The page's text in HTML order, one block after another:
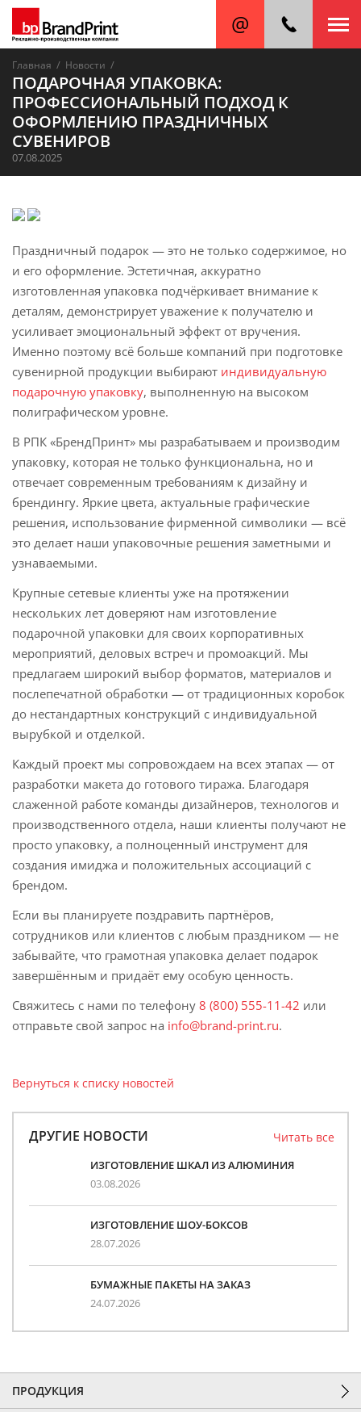
Главная / Новости /
ПОДАРОЧНАЯ УПАКОВКА:
ПРОФЕССИОНАЛЬНЫЙ ПОДХОД К
ОФОРМЛЕНИЮ ПРАЗДНИЧНЫХ
СУВЕНИРОВ
07.08.2025
Праздничный подарок — это не только содержимое, но
и его оформление. Эстетичная, аккуратно
изготовленная упаковка подчёркивает внимание к
деталям, демонстрирует уважение к получателю и
усиливает эмоциональный эффект от вручения.
Именно поэтому всё больше компаний при подготовке
сувенирной продукции выбирают индивидуальную
подарочную упаковку, выполненную на высоком
полиграфическом уровне.
В РПК «БрендПринт» мы разрабатываем и производим
упаковку, которая не только функциональна, но и
отвечает современным требованиям к дизайну и
брендингу. Яркие цвета, актуальные графические
решения, использование фирменной символики — всё
это делает наши упаковочные решения заметными и
узнаваемыми.
Крупные сетевые клиенты уже на протяжении
нескольких лет доверяют нам изготовление
подарочной упаковки для своих корпоративных
мероприятий, деловых встреч и промоакций. Мы
предлагаем широкий выбор форматов, материалов и
послепечатной обработки — от традиционных коробок
до нестандартных конструкций с индивидуальной
вырубкой и отделкой.
Каждый проект мы сопровождаем на всех этапах — от
разработки макета до готового тиража. Благодаря
слаженной работе команды дизайнеров, технологов и
производственного отдела, наши клиенты получают не
просто упаковку, а полноценный инструмент для
создания имиджа и положительных ассоциаций с
брендом.
Если вы планируете поздравить партнёров,
сотрудников или клиентов с любым праздником — не
забывайте, что грамотная упаковка делает подарок
завершённым и придаёт ему особую ценность.
Свяжитесь с нами по телефону 8 (800) 555-11-42 или
отправьте свой запрос на info@brand-print.ru.
Вернуться к списку новостей
ДРУГИЕ НОВОСТИ Читать все
ИЗГОТОВЛЕНИЕ ШКАЛ ИЗ АЛЮМИНИЯ
03.08.2026
ИЗГОТОВЛЕНИЕ ШОУ-БОКСОВ
28.07.2026
БУМАЖНЫЕ ПАКЕТЫ НА ЗАКАЗ
24.07.2026
ПРОДУКЦИЯ